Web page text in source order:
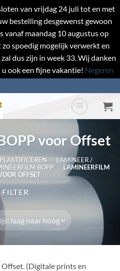
van vrijdag 24 juli tot en met
bestelling desgewenst gewoon
vanaf maandag 10 augustus op
spoedig mogelijk verwerkt en
dus zijn in week 33. Wij danken
ook een fijne vakantie! Negeren
voor Offset
/ LAMINEER /
BOPP / LAMINEERFILM
OFFSET
FILTER
(Digitale prints en